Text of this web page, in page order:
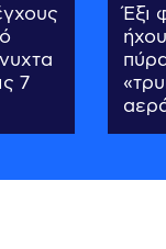
7
Έξι